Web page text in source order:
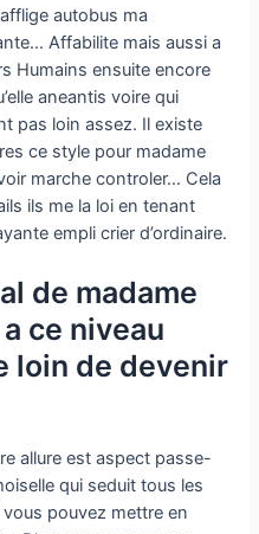
autobus ma
Affabilite mais aussi a
Humains ensuite encore
aneantis voire qui
pas loin assez. Il existe
ce style pour madame
marche controler… Cela
ils me la loi en tenant
empli crier d’ordinaire.
de madame
ce niveau
loin de devenir
allure est aspect passe-
qui seduit tous les
pouvez mettre en